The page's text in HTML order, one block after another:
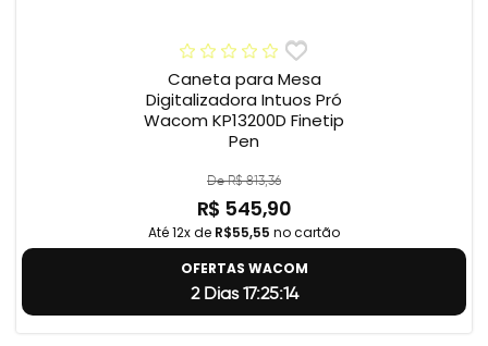
Caneta para Mesa
Digitalizadora Intuos Pró
Wacom KP13200D Finetip
Pen
De R$ 813,36
R$ 545,90
Até 12x de R$55,55 no cartão
OFERTAS WACOM
2 Dias 17:25:13